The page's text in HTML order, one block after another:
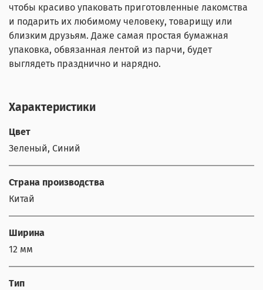
чтобы красиво упаковать приготовленные лакомства
и подарить их любимому человеку, товарищу или
близким друзьям. Даже самая простая бумажная
упаковка, обвязанная лентой из парчи, будет
выглядеть празднично и нарядно.
Характеристики
Цвет
Зеленый, Синий
Страна производства
Китай
Ширина
12 мм
Тип